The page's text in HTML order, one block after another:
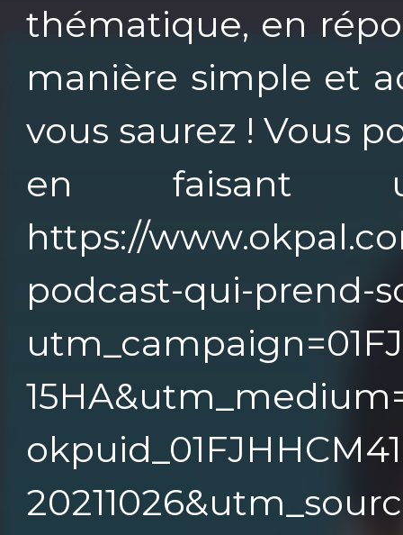
thématique, en
manière simple et
vous saurez ! Vous
en
https://
podcast-qui-prend-